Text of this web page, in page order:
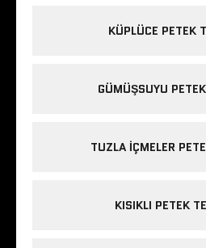
KÜPLÜCE PETEK
GÜMÜŞSUYU
TUZLA IÇMELER
KISIKLI PETEK